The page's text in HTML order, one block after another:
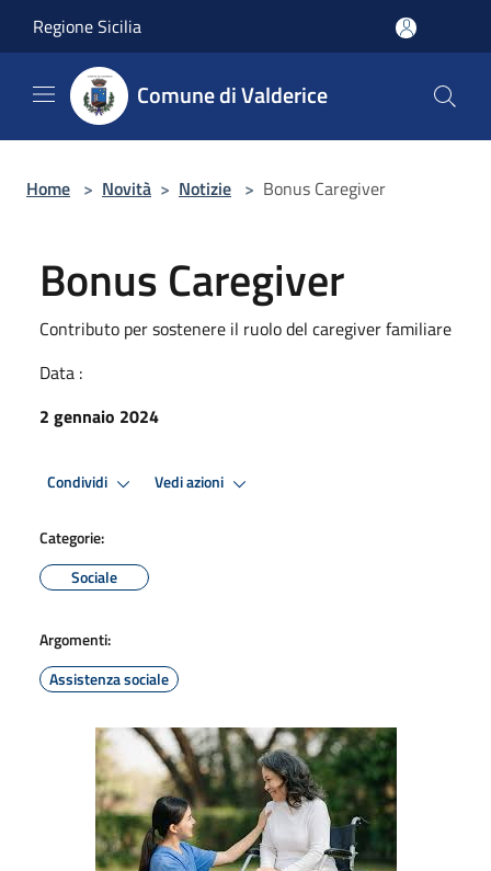
Regione Sicilia
Comune di Valderice
Home > Novità > Notizie > Bonus Caregiver
Bonus Caregiver
Contributo per sostenere il ruolo del caregiver familiare
Data :
2 gennaio 2024
Condividi Vedi azioni
Categorie:
Sociale
Argomenti:
Assistenza sociale